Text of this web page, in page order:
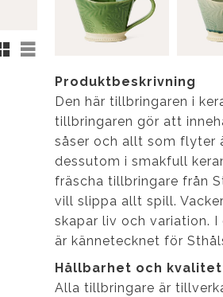
Rutnätsvy
Listvy
Produktbeskrivning
Den här tillbringaren i
tillbringaren gör att
såser och allt som flyter
dessutom i smakfull
fräscha tillbringare från
vill slippa allt spill.
skapar liv och variation.
är kännetecknet för
Hållbarhet och kvalitet
Alla tillbringare är